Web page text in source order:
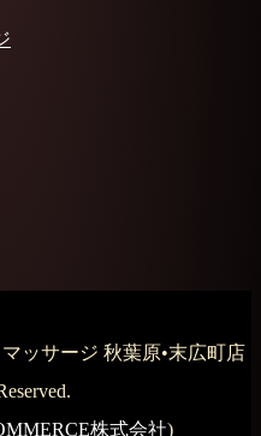
ッサージ 秋葉原•末広町店
株式会社)